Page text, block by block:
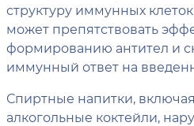
структуру иммунных
может препятствовать
формированию антител и
иммунный ответ на
Спиртные напитки,
алкогольные коктейли,